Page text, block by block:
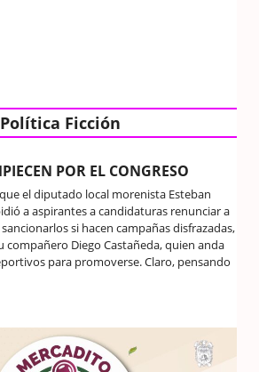
Política Ficción
POR EL CONGRESO
el diputado local morenista Esteban
a aspirantes a candidaturas renunciar a
sancionarlos si hacen campañas disfrazadas,
compañero Diego Castañeda, quien anda
para promoverse. Claro, pensando